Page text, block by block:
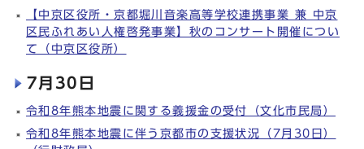
【中京区役所・京都堀川音楽高等学校連携事業 兼 中京
区民ふれあい人権啓発事業】秋のコンサート開催につい
て（中京区役所）
7月30日
令和8年熊本地震に関する義援金の受付（文化市民局）
令和8年熊本地震に伴う京都市の支援状況（7月30日）